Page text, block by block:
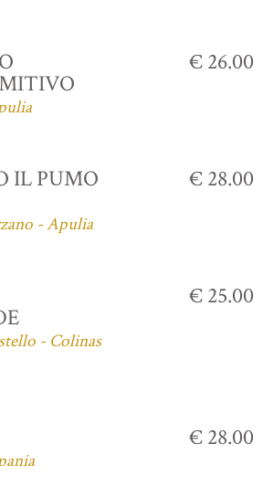
€ 26.00
IL PUMO
- Apulia
€ 28.00
- Colinas
€ 25.00
€ 28.00